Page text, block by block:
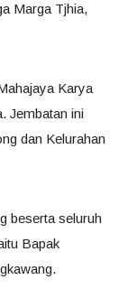
Marga Tjhia,
Karya
Jembatan ini
dan Kelurahan
beserta seluruh
Bapak